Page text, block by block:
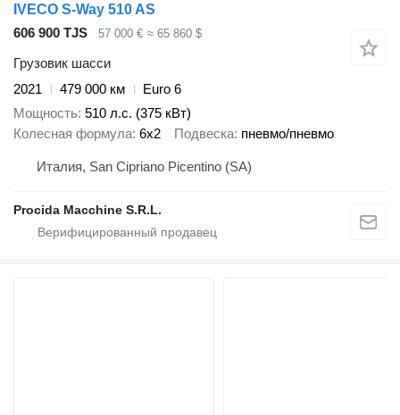
IVECO S-Way 510 AS
606 900 TJS
57 000 € ≈ 65 860 $
Грузовик шасси
2021
479 000 км
Euro 6
Мощность 510 л.с. (375 кВт)
Колесная формула 6x2 Подвеска пневмо/пневмо
Италия, San Cipriano Picentino (SA)
Procida Macchine S.R.L.